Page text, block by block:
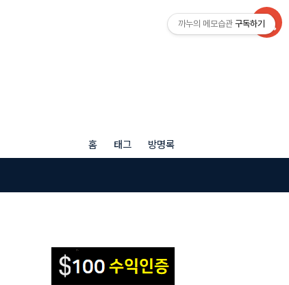
홈 태그 방명록
까누의 메모습관 구독하기